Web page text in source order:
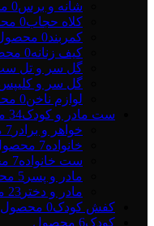
شانه و برس0 محصول
کلاه حجاب0 محصول
کمربند0 محصول
کیف زنانه0 محصول
گل سر و تل ست
گل سر و
لوازم ناخن0 محصول
ست مادر و کودک34 محصول
خواهر و برادر 7 محصول
خانواده7 محصول
ست خانواده7 محصول
مادر و پسر 5 محصول
مادر و دختر 23 محصول
کفش کودک0 محصول
کودک6 محصول